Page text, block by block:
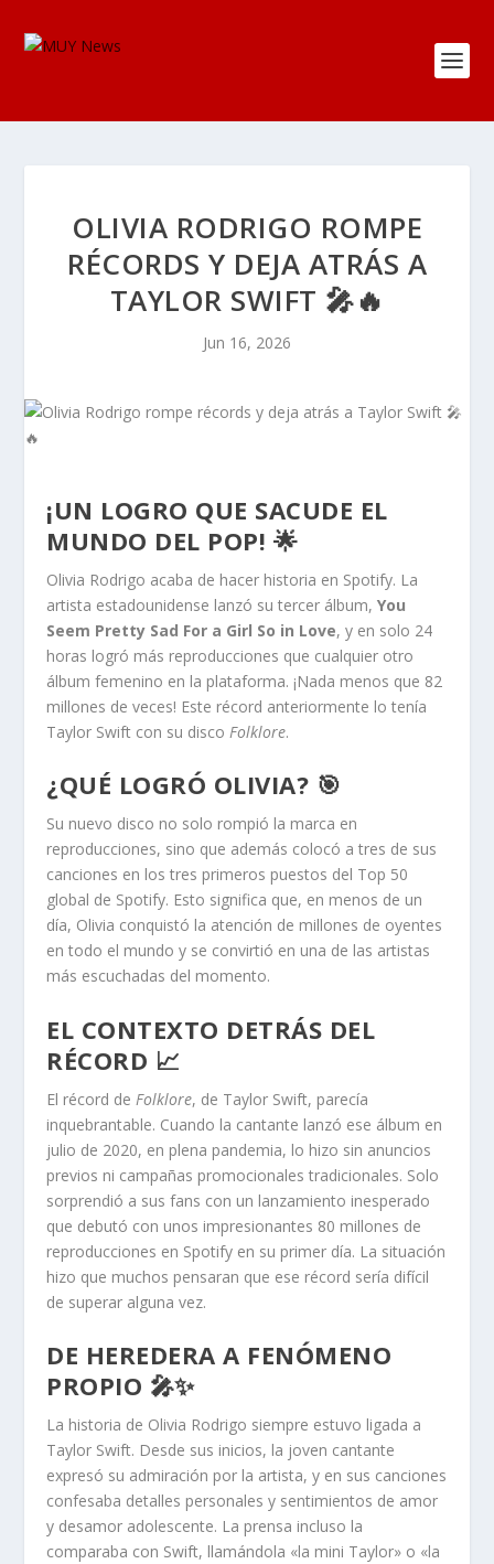
OLIVIA RODRIGO ROMPE
RÉCORDS Y DEJA ATRÁS A
TAYLOR SWIFT 🎤🔥
Jun 16, 2026
¡UN LOGRO QUE SACUDE EL
MUNDO DEL POP! 🌟
Olivia Rodrigo acaba de hacer historia en Spotify. La
artista estadounidense lanzó su tercer álbum,You
Seem Pretty Sad For a Girl So in Love, y en solo 24
horas logró más reproducciones que cualquier otro
álbum femenino en la plataforma. ¡Nada menos que 82
millones de veces! Este récord anteriormente lo tenía
Taylor Swift con su discoFolklore.
¿QUÉ LOGRÓ OLIVIA? 🎯
Su nuevo disco no solo rompió la marca en
reproducciones, sino que además colocó a tres de sus
canciones en los tres primeros puestos del Top 50
global de Spotify. Esto significa que, en menos de un
día, Olivia conquistó la atención de millones de oyentes
en todo el mundo y se convirtió en una de las artistas
más escuchadas del momento.
EL CONTEXTO DETRÁS DEL
RÉCORD 📈
El récord de Folklore, de Taylor Swift, parecía
inquebrantable. Cuando la cantante lanzó ese álbum en
julio de 2020, en plena pandemia, lo hizo sin anuncios
previos ni campañas promocionales tradicionales. Solo
sorprendió a sus fans con un lanzamiento inesperado
que debutó con unos impresionantes 80 millones de
reproducciones en Spotify en su primer día. La situación
hizo que muchos pensaran que ese récord sería difícil
de superar alguna vez.
DE HEREDERA A FENÓMENO
PROPIO 🎤✨
La historia de Olivia Rodrigo siempre estuvo ligada a
Taylor Swift. Desde sus inicios, la joven cantante
expresó su admiración por la artista, y en sus canciones
confesaba detalles personales y sentimientos de amor
y desamor adolescente. La prensa incluso la
comparaba con Swift, llamándola «la mini Taylor» o «la